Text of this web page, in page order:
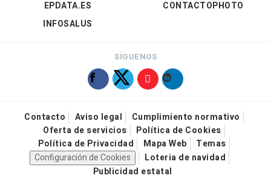
EPDATA.ES
INFOSALUS
CONTACTOPHOTO
SÍGUENOS
Contacto Aviso legal
Cumplimiento normativo
Oferta de servicios
Política de Cookies
Política de Privacidad
Mapa Web
Temas
Configuración de Cookies
Loteria de navidad
Publicidad estatal